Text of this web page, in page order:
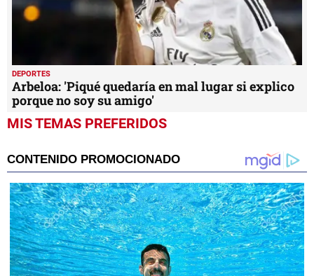
DEPORTES
Arbeloa: 'Piqué quedaría en mal lugar si explico
porque no soy su amigo'
MIS TEMAS PREFERIDOS